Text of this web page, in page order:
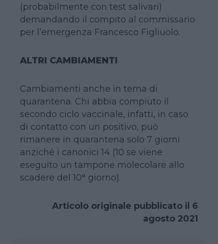
(probabilmente con test salivari)
demandando il compito al commissario
per l’emergenza Francesco Figliuolo.
ALTRI CAMBIAMENTI
Cambiamenti anche in tema di
quarantena. Chi abbia compiuto il
secondo ciclo vaccinale, infatti, in caso
di contatto con un positivo, può
rimanere in quarantena solo 7 giorni
anziché i canonici 14 (10 se viene
eseguito un tampone molecolare allo
scadere del 10° giorno).
Articolo originale pubblicato il 6
agosto 2021